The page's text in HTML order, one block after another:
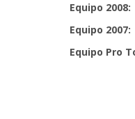
Equipo 2008:
Equipo 2007:
Equipo Pro